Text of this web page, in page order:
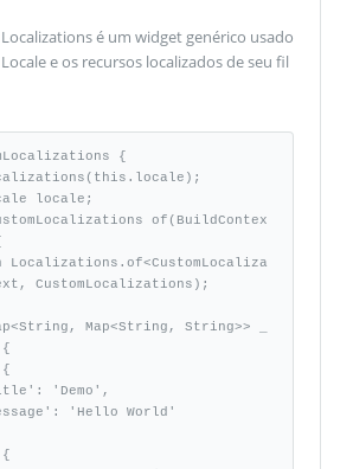
é um widget genérico usado
e os recursos localizados de seu fil
{
CustomLocalizations);
{